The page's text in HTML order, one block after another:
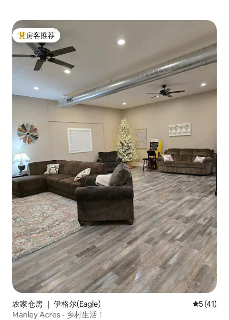
热门「房客推荐」
房客推荐
农家仓房 ｜ 伊格尔(Eagle) 平均评分
5 (41)
Manley Acres - 乡村生活！